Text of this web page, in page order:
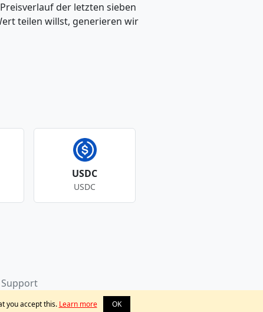
der letzten sieben
teilen willst, generieren wir
USDC
USDC
Support
you accept this. Learn more OK